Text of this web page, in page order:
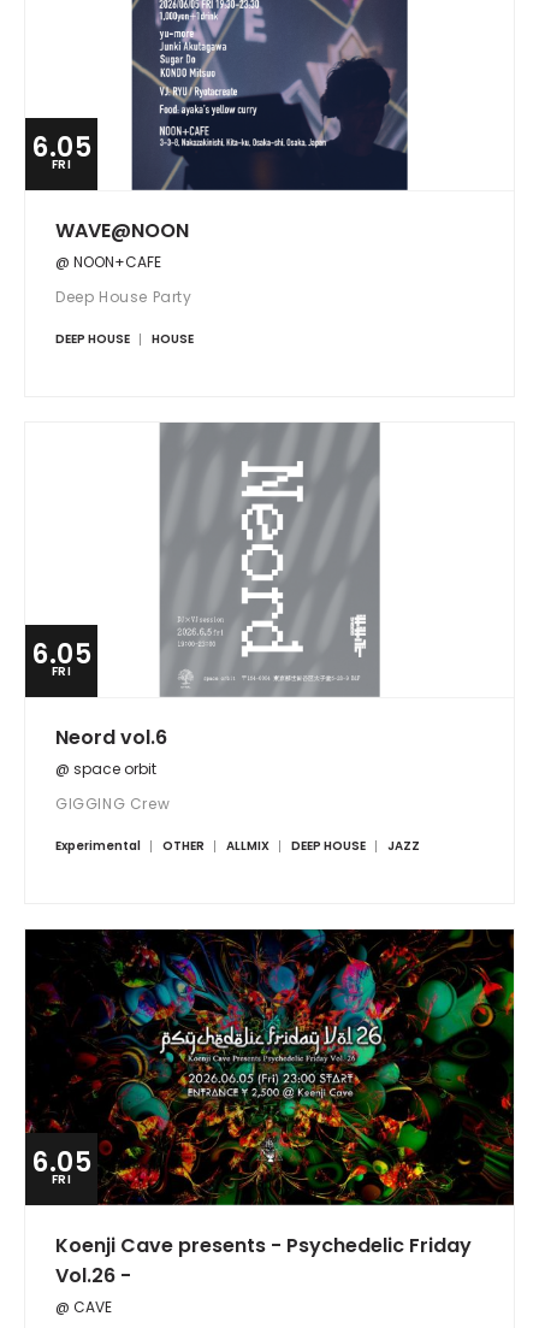
6.05
FRI
WAVE@NOON
@ NOON+CAFE
Deep House Party
DEEP HOUSE HOUSE
6.05
FRI
Neord vol.6
@ space orbit
GIGGING Crew
Experimental OTHER ALLMIX DEEP HOUSE JAZZ
6.05
FRI
Koenji Cave presents - Psychedelic Friday
Vol.26 -
@ CAVE